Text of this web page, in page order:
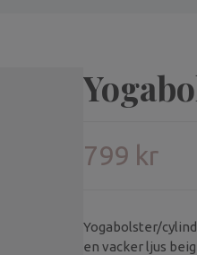
799 kr
Yogabolster/
en vacker ljus